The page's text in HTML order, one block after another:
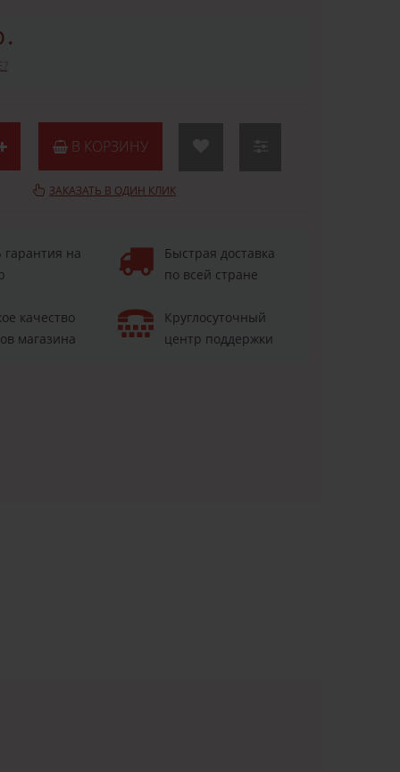
В КОРЗИНУ
ЗАКАЗАТЬ В ОДИН КЛИК
гарантия на
Быстрая доставка
по всей стране
качество
магазина
Круглосуточный
центр поддержки